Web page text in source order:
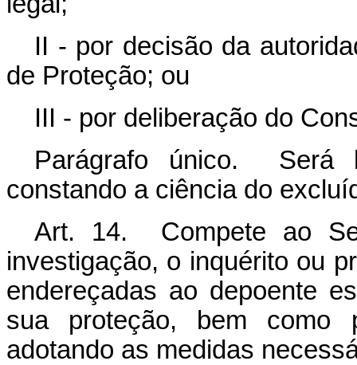
II - por decisão da
de Proteção; ou
III - por deliberação do
Parágrafo único. Será
constando a ciência do
Art. 14. Compete ao
investigação, o inquérito ou
endereçadas ao depoente
sua proteção, bem como
adotando as medidas